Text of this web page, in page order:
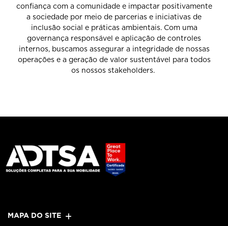
confiança com a comunidade e impactar positivamente
a sociedade por meio de parcerias e iniciativas de
inclusão social e práticas ambientais. Com uma
governança responsável e aplicação de controles
internos, buscamos assegurar a integridade de nossas
operações e a geração de valor sustentável para todos
os nossos stakeholders.
MAPA DO SITE